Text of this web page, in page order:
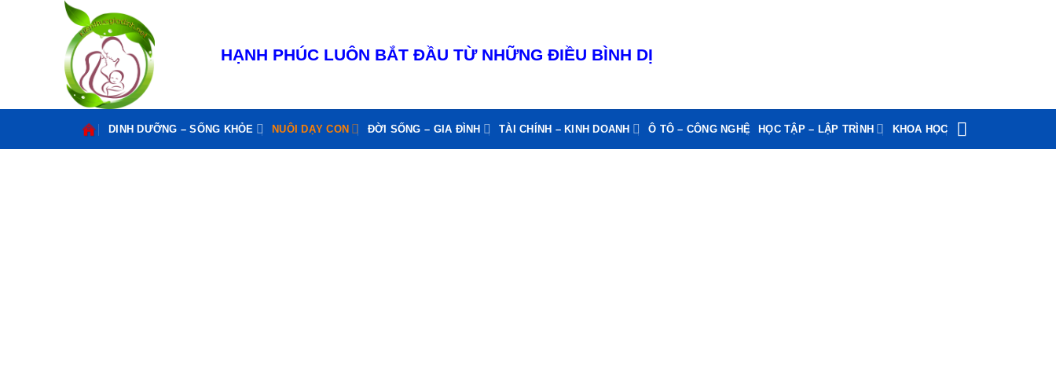
HẠNH PHÚC LUÔN BẮT ĐẦU TỪ NHỮNG ĐIỀU BÌNH DỊ
DINH DƯỠNG – SỐNG KHỎE NUÔI DẠY CON ĐỜI SỐNG – GIA ĐÌNH TÀI CHÍNH – KINH DOANH Ô TÔ – CÔNG NGHỆ HỌC TẬP – LẬP TRÌNH KHOA HỌC